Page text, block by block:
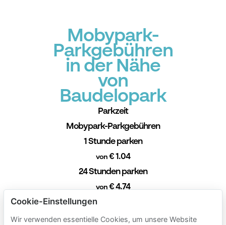
Mobypark-
Parkgebühren
in der Nähe
von
Baudelopark
Parkzeit
Mobypark-Parkgebühren
1 Stunde parken
von€ 1.04
24 Stunden parken
von€ 4.74
1 Woche parken
von€ 85.00
Cookie-Einstellungen
Wir verwenden essentielle Cookies, um unsere Website